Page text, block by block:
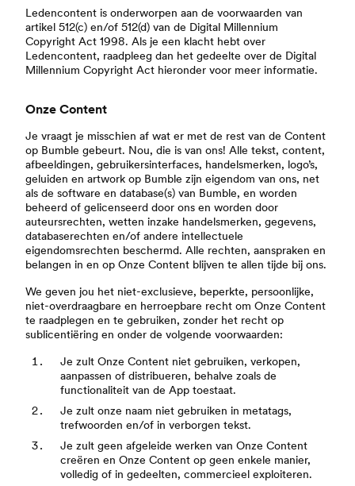
Ledencontent is onderworpen aan de voorwaarden van
artikel 512(c) en/of 512(d) van de Digital Millennium
Copyright Act 1998. Als je een klacht hebt over
Ledencontent, raadpleeg dan het gedeelte over de Digital
Millennium Copyright Act hieronder voor meer informatie.
Onze Content
Je vraagt je misschien af wat er met de rest van de Content
op Bumble gebeurt. Nou, die is van ons! Alle tekst, content,
afbeeldingen, gebruikersinterfaces, handelsmerken, logo’s,
geluiden en artwork op Bumble zijn eigendom van ons, net
als de software en database(s) van Bumble, en worden
beheerd of gelicenseerd door ons en worden door
auteursrechten, wetten inzake handelsmerken, gegevens,
databaserechten en/of andere intellectuele
eigendomsrechten beschermd. Alle rechten, aanspraken en
belangen in en op Onze Content blijven te allen tijde bij ons.
We geven jou het niet-exclusieve, beperkte, persoonlijke,
niet-overdraagbare en herroepbare recht om Onze Content
te raadplegen en te gebruiken, zonder het recht op
sublicentiëring en onder de volgende voorwaarden:
Je zult Onze Content niet gebruiken, verkopen,
aanpassen of distribueren, behalve zoals de
functionaliteit van de App toestaat.
Je zult onze naam niet gebruiken in metatags,
trefwoorden en/of in verborgen tekst.
Je zult geen afgeleide werken van Onze Content
creëren en Onze Content op geen enkele manier,
volledig of in gedeelten, commercieel exploiteren.